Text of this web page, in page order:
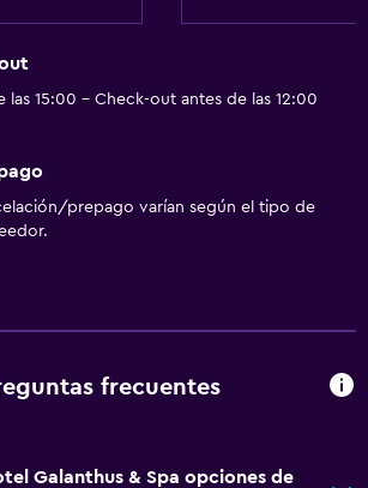
las 15:00 - Check-out antes de las 12:00
prepago varían según el tipo de
frecuentes
Galanthus & Spa opciones de